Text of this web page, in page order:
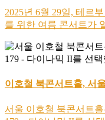
2025년 6월 29일, 테르
를 위한 여름 콘서트가
이호철 북콘서트홀, 서
서울 이호철 북콘서트